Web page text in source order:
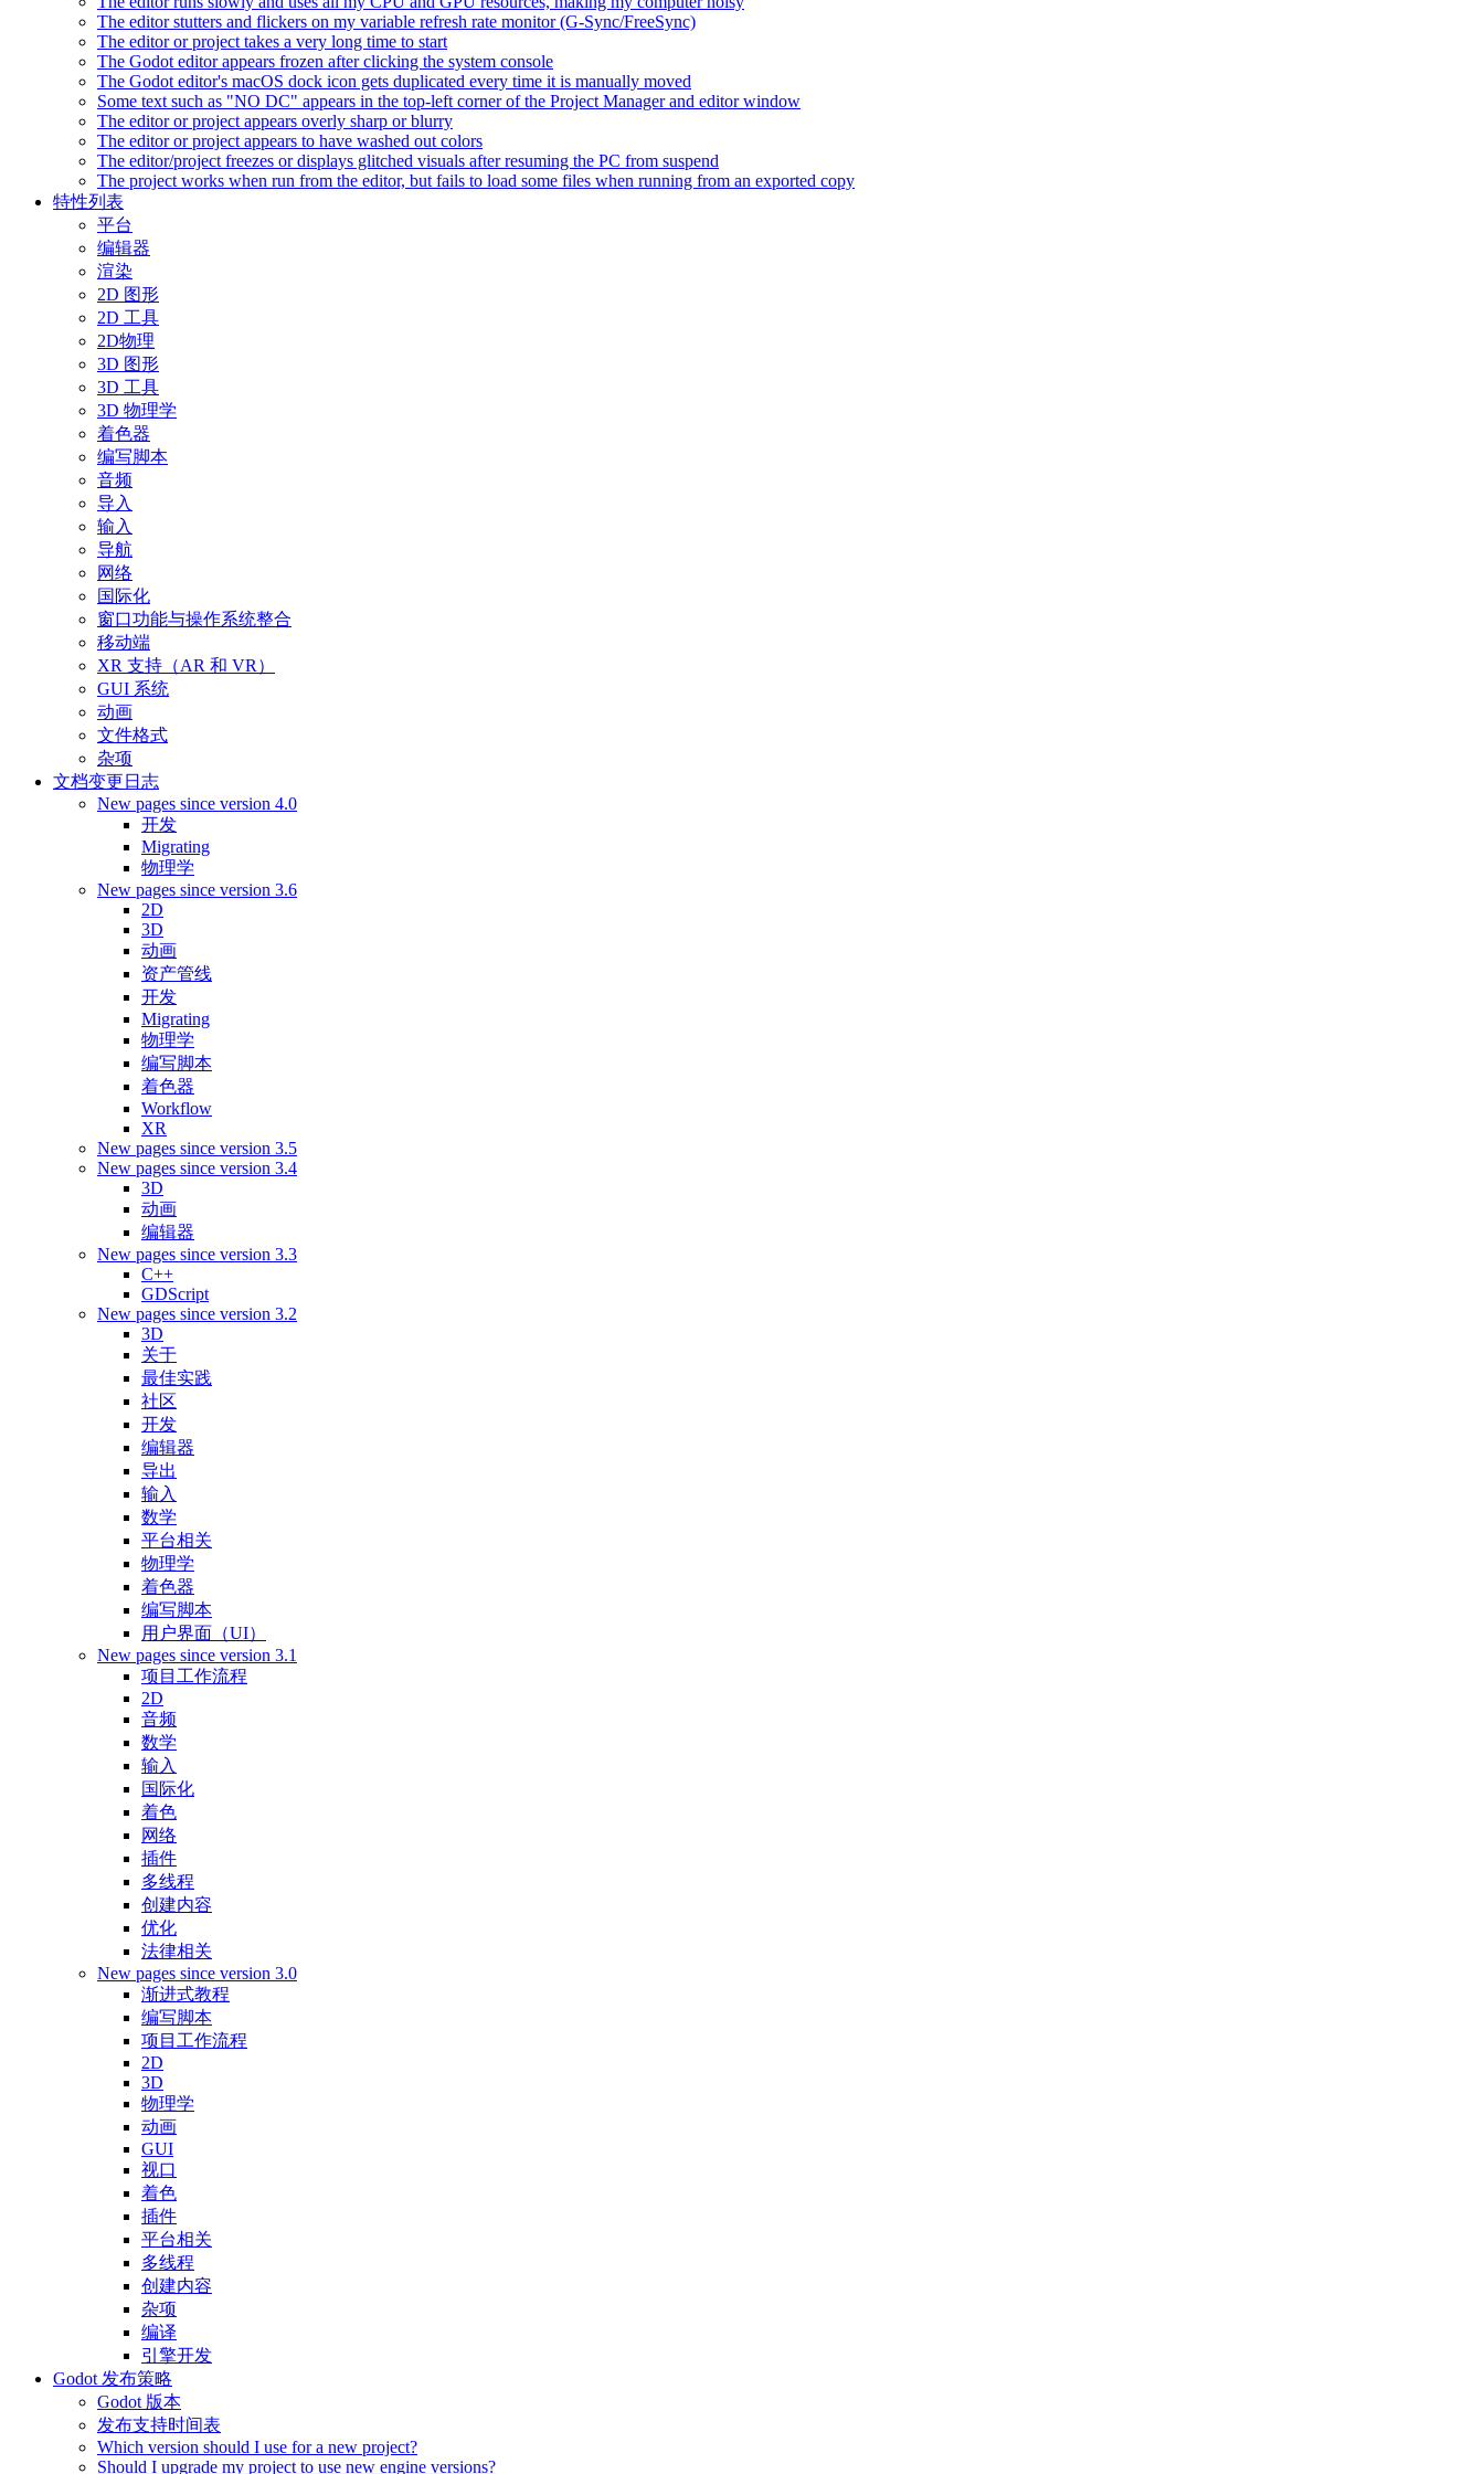
The editor stutters and flickers on my variable refresh rate monitor (G-Sync/FreeSync)
The editor or project takes a very long time to start
The Godot editor appears frozen after clicking the system console
The Godot editor's macOS dock icon gets duplicated every time it is manually moved
Some text such as "NO DC" appears in the top-left corner of the Project Manager and editor window
The editor or project appears overly sharp or blurry
The editor or project appears to have washed out colors
The editor/project freezes or displays glitched visuals after resuming the PC from suspend
The project works when run from the editor, but fails to load some files when running from an exported copy
特性列表
平台
编辑器
渲染
2D 图形
2D 工具
2D物理
3D 图形
3D 工具
3D 物理学
着色器
编写脚本
音频
导入
输入
导航
网络
国际化
窗口功能与操作系统整合
移动端
XR 支持（AR 和 VR）
GUI 系统
动画
文件格式
杂项
文档变更日志
New pages since version 4.0
开发
Migrating
物理学
New pages since version 3.6
2D
3D
动画
资产管线
开发
Migrating
物理学
编写脚本
着色器
Workflow
XR
New pages since version 3.5
New pages since version 3.4
3D
动画
编辑器
New pages since version 3.3
C++
GDScript
New pages since version 3.2
3D
关于
最佳实践
社区
开发
编辑器
导出
输入
数学
平台相关
物理学
着色器
编写脚本
用户界面（UI）
New pages since version 3.1
项目工作流程
2D
音频
数学
输入
国际化
着色
网络
插件
多线程
创建内容
优化
法律相关
New pages since version 3.0
渐进式教程
编写脚本
项目工作流程
2D
3D
物理学
动画
GUI
视口
着色
插件
平台相关
多线程
创建内容
杂项
编译
引擎开发
Godot 发布策略
Godot 版本
发布支持时间表
Which version should I use for a new project?
Should I upgrade my project to use new engine versions?